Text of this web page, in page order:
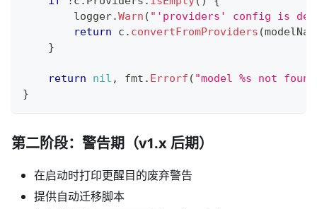
        logger
.Warn ( "'providers' config is
return c . convertFromProviders (
}
return nil , fmt . Errorf ( "model %s not
}
第二阶段：警告期（v1.x 后期）
在启动时打印更醒目的废弃警告
提供自动迁移脚本